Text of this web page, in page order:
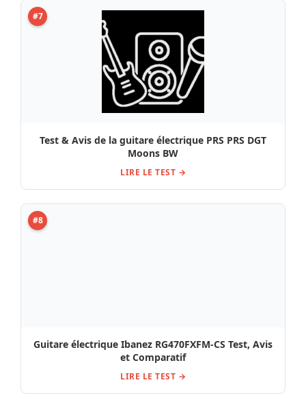
#7
Test & Avis de la guitare électrique PRS PRS DGT
Moons BW
LIRE LE TEST →
#8
Guitare électrique Ibanez RG470FXFM-CS Test, Avis
et Comparatif
LIRE LE TEST →